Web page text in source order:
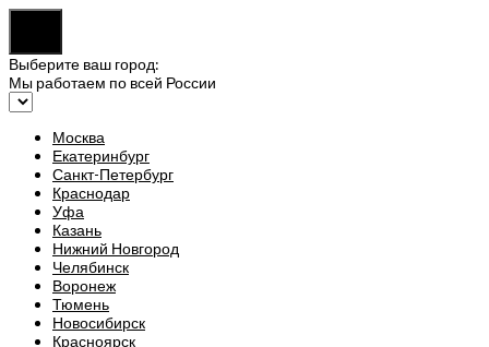
Выберите ваш город:
Мы работаем по всей России
Москва
Екатеринбург
Санкт-Петербург
Краснодар
Уфа
Казань
Нижний Новгород
Челябинск
Воронеж
Тюмень
Новосибирск
Красноярск